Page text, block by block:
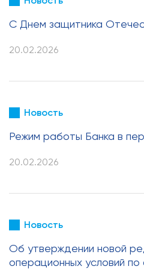
С Днем защитника
20.02.2026
Новость
Режим работы Банка в
20.02.2026
Новость
Об утверждении новой
операционных условий